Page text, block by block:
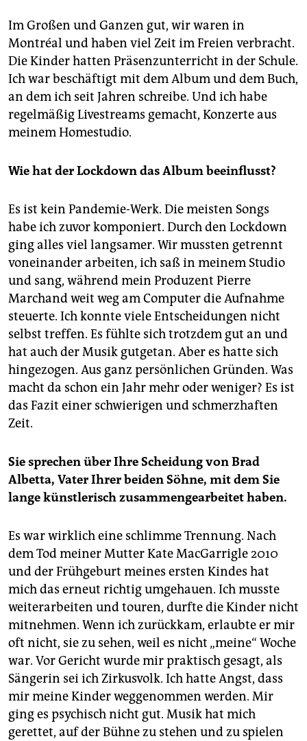
Im Großen und Ganzen gut, wir waren in
Montréal und haben viel Zeit im Freien verbracht.
Die Kinder hatten Präsenzunterricht in der Schule.
Ich war beschäftigt mit dem Album und dem Buch,
an dem ich seit Jahren schreibe. Und ich habe
regelmäßig Livestreams gemacht, Konzerte aus
meinem Homestudio.
Wie hat der Lockdown das Album beeinflusst?
Es ist kein Pandemie-Werk. Die meisten Songs
habe ich zuvor komponiert. Durch den Lockdown
ging alles viel langsamer. Wir mussten getrennt
voneinander arbeiten, ich saß in meinem Studio
und sang, während mein Produzent Pierre
Marchand weit weg am Computer die Aufnahme
steuerte. Ich konnte viele Entscheidungen nicht
selbst treffen. Es fühlte sich trotzdem gut an und
hat auch der Musik gutgetan. Aber es hatte sich
hingezogen. Aus ganz persönlichen Gründen. Was
macht da schon ein Jahr mehr oder weniger? Es ist
das Fazit einer schwierigen und schmerzhaften
Zeit.
Sie sprechen über Ihre Scheidung von Brad
Albetta, Vater Ihrer beiden Söhne, mit dem Sie
lange künstlerisch zusammengearbeitet haben.
Es war wirklich eine schlimme Trennung. Nach
dem Tod meiner Mutter Kate MacGarrigle 2010
und der Frühgeburt meines ersten Kindes hat
mich das erneut richtig umgehauen. Ich musste
weiterarbeiten und touren, durfte die Kinder nicht
mitnehmen. Wenn ich zurückkam, erlaubte er mir
oft nicht, sie zu sehen, weil es nicht „meine“ Woche
war. Vor Gericht wurde mir praktisch gesagt, als
Sängerin sei ich Zirkusvolk. Ich hatte Angst, dass
mir meine Kinder weggenommen werden. Mir
ging es psychisch nicht gut. Musik hat mich
gerettet, auf der Bühne zu stehen und zu spielen